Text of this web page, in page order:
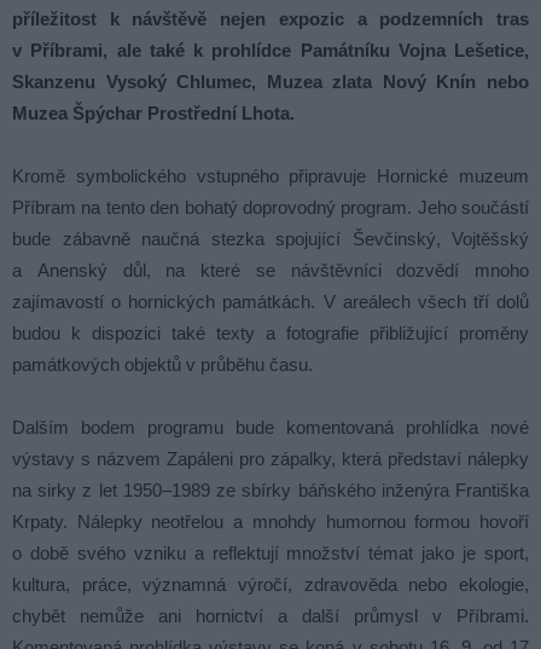
příležitost k návštěvě nejen expozic a podzemních tras
v Příbrami, ale také k prohlídce Památníku Vojna Lešetice,
Skanzenu Vysoký Chlumec, Muzea zlata Nový Knín nebo
Muzea Špýchar Prostřední Lhota.
Kromě symbolického vstupného připravuje Hornické muzeum
Příbram na tento den bohatý doprovodný program. Jeho součástí
bude zábavně naučná stezka spojující Ševčinský, Vojtěšský
a Anenský důl, na které se návštěvníci dozvědí mnoho
zajímavostí o hornických památkách. V areálech všech tří dolů
budou k dispozici také texty a fotografie přibližující proměny
památkových objektů v průběhu času.
Dalším bodem programu bude komentovaná prohlídka nové
výstavy s názvem Zapáleni pro zápalky, která představí nálepky
na sirky z let 1950–1989 ze sbírky báňského inženýra Františka
Krpaty. Nálepky neotřelou a mnohdy humornou formou hovoří
o době svého vzniku a reflektují množství témat jako je sport,
kultura, práce, významná výročí, zdravověda nebo ekologie,
chybět nemůže ani hornictví a další průmysl v Příbrami.